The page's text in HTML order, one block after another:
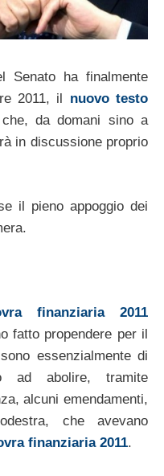
Senato ha finalmente
2011, il nuovo testo
da domani sino a
in discussione proprio
il pieno appoggio dei
finanziaria 2011
fatto propendere per il
essenzialmente di
ad abolire, tramite
alcuni emendamenti,
che avevano
finanziaria 2011.